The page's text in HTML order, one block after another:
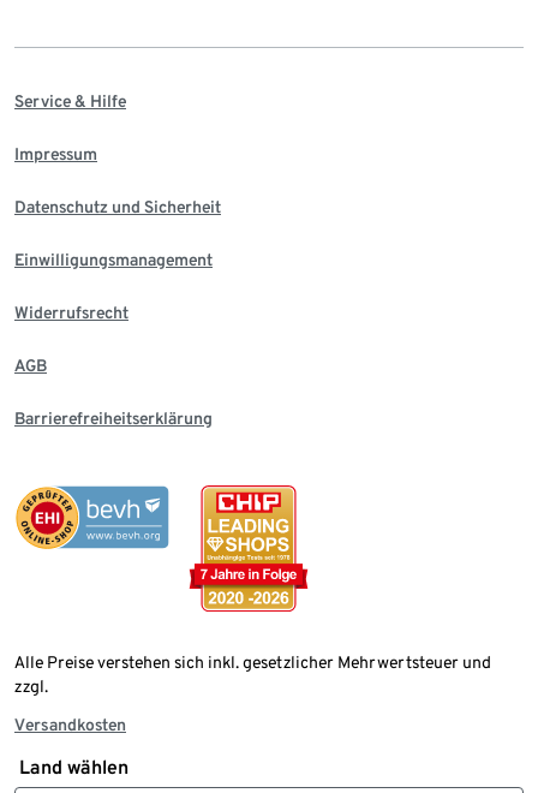
Service & Hilfe
Impressum
Datenschutz und Sicherheit
Einwilligungsmanagement
Widerrufsrecht
AGB
Barrierefreiheitserklärung
Alle Preise verstehen sich inkl. gesetzlicher Mehrwertsteuer und
zzgl.
Versandkosten
Land wählen